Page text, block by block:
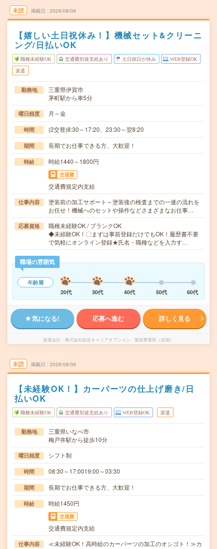
未読 掲載日 2026/08/08
【嬉しい土日祝休み！】機械セット&クリーニ
ング/日払いOK
職種未経験OK 交通費別途支給あり 土日祝日が休み WEB登録OK
派遣
勤務地
三重県伊賀市
茅町駅から車5分
曜日頻度 月～金
時間 (2交替)8:30～17:20、23:30～翌8:20
期間 長期でお仕事できる方、大歓迎！
時給 時給1440～1800円
交通費
交通費規定内支給
仕事内容
塗装前の加工サポート～塗装後の検査までの一連の流れを
お任せ！機械へのセットや操作などさまざまなお仕事…
応募資格
職種未経験OK / ブランクOK
◆未経験OK！〇まずは事前登録だけでもOK！履歴書不要
で気軽にオンライン登録★氏名・職種などを入力す…
職場の雰囲気
年齢層
20代
30代 40代 50代 60代
気になる! 応募へ進む 詳しく見る
派遣会社 株式会社綜合キャリアオプション 製造事業部（全国）
未読 掲載日 2026/08/08
【未経験OK！】カーパーツの仕上げ磨き/日
払いOK
職種未経験OK 交通費別途支給あり WEB登録OK 派遣
勤務地
三重県いなべ市
梅戸井駅から徒歩10分
曜日頻度 シフト制
時間 08:30～17:0019:00～03:30
期間 長期でお仕事できる方、大歓迎！
時給 時給1450円
交通費
交通費規定内支給
仕事内容
≪未経験OK！高時給のカーパーツの加工のオシゴト！≫カ